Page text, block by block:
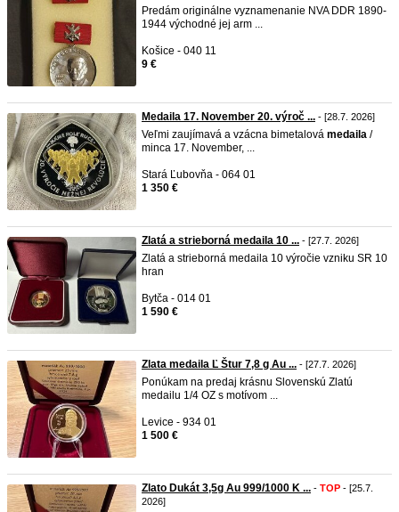
Predám originálne vyznamenanie NVA DDR 1890-
1944 východné jej arm ...
Košice - 040 11
9 €
Medaila 17. November 20. výroč ... - [28.7. 2026]
Veľmi zaujímavá a vzácna bimetalová medaila /
minca 17. November, ...
Stará Ľubovňa - 064 01
1 350 €
Zlatá a strieborná medaila 10 ... - [27.7. 2026]
Zlatá a strieborná medaila 10 výročie vzniku SR 10
hran
Bytča - 014 01
1 590 €
Zlata medaila Ľ Štur 7,8 g Au ... - [27.7. 2026]
Ponúkam na predaj krásnu Slovenskú Zlatú
medailu 1/4 OZ s motívom ...
Levice - 934 01
1 500 €
Zlato Dukát 3,5g Au 999/1000 K ... - TOP - [25.7.
2026]